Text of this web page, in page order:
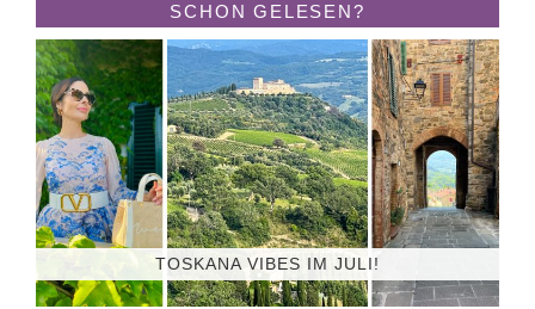
SCHON GELESEN?
TOSKANA VIBES IM JULI!